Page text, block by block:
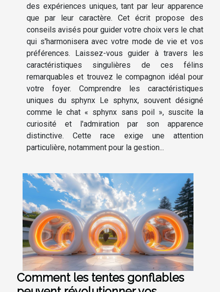
des expériences uniques, tant par leur apparence
que par leur caractère. Cet écrit propose des
conseils avisés pour guider votre choix vers le chat
qui s'harmonisera avec votre mode de vie et vos
préférences. Laissez-vous guider à travers les
caractéristiques singulières de ces félins
remarquables et trouvez le compagnon idéal pour
votre foyer. Comprendre les caractéristiques
uniques du sphynx Le sphynx, souvent désigné
comme le chat « sphynx sans poil », suscite la
curiosité et l'admiration par son apparence
distinctive. Cette race exige une attention
particulière, notamment pour la gestion...
Comment les tentes gonflables